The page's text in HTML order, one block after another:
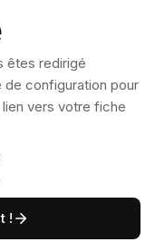
êtes redirigé
configuration pour
vers votre fiche
!